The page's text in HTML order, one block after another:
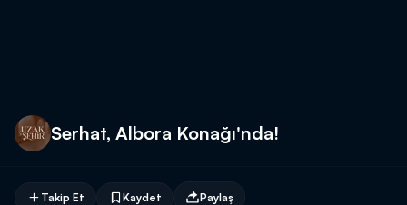
Serhat, Albora Konağı'nda!
Takip Et Kaydet Paylaş